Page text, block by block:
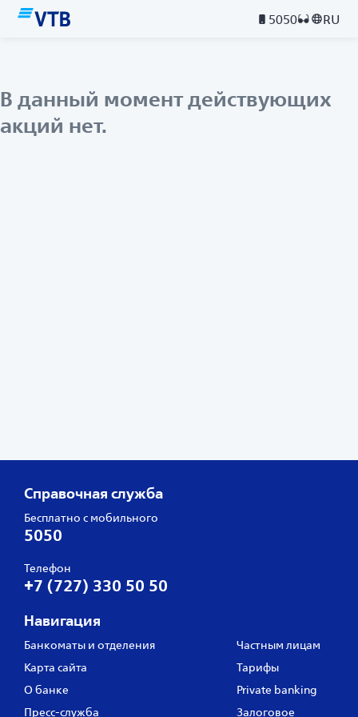
5050 RU
В данный момент действующих
акций нет.
Справочная служба
Бесплатно с мобильного
5050
Телефон
+7 (727) 330 50 50
Навигация
Банкоматы и отделения
Карта сайта
О банке
Пресс‑служба
Частным лицам
Тарифы
Private banking
Залоговое